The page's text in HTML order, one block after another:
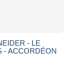
- LE
- ACCORDÉON